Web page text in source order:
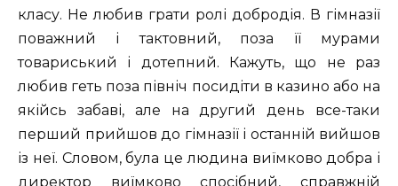
класу. Не любив грати ролі добродія. В гімназії
поважний і тактовний, поза її мурами
товариський і дотепний. Кажуть, що не раз
любив геть поза північ посидіти в казино або на
якійсь забаві, але на другий день все-таки
перший прийшов до гімназії і останній вийшов
із неї. Словом, була це людина виїмково добра і
директор виїмково спосібний, справжній